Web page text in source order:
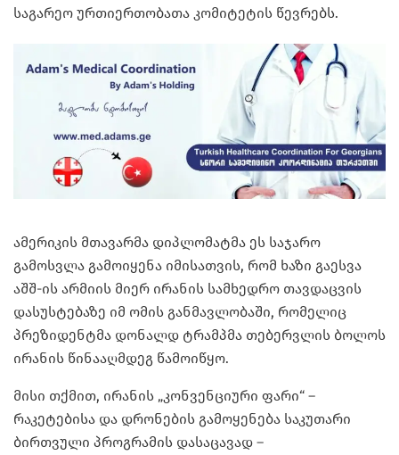
საგარეო ურთიერთობათა კომიტეტის წევრებს.
ამერიკის მთავარმა დიპლომატმა ეს საჯარო
გამოსვლა გამოიყენა იმისათვის, რომ ხაზი გაესვა
აშშ-ის არმიის მიერ ირანის სამხედრო თავდაცვის
დასუსტებაზე იმ ომის განმავლობაში, რომელიც
პრეზიდენტმა დონალდ ტრამპმა თებერვლის ბოლოს
ირანის წინააღმდეგ წამოიწყო.
მისი თქმით, ირანის „კონვენციური ფარი“ –
რაკეტებისა და დრონების გამოყენება საკუთარი
ბირთვული პროგრამის დასაცავად –